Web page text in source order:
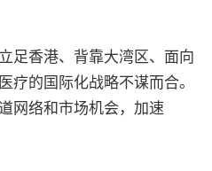
足香港、背靠大湾区、面向
疗的国际化战略不谋而合。
网络和市场机会，加速